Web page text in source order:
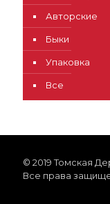
Авторские
Быки
Упаковка
Все
© 2019 Томская
Все права